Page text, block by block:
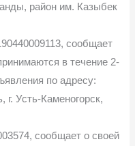
район им. Казыбек
сообщает
в течение 2-
по адресу:
г. Усть-Каменогорск,
сообщает о своей